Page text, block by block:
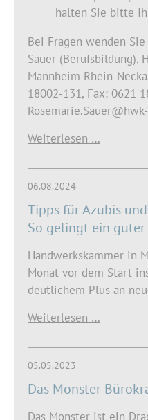
halten Sie bitte
Bei Fragen wenden
Sauer (Berufsbildung),
Mannheim Rhein-
18002-131, Fax: 0621
Weiterlesen …
06.08.2024
Tipps für Azubis
So gelingt ein
Handwerkskammer in
Monat vor dem Start
deutlichem Plus an
Weiterlesen …
05.05.2023
Das Monster
Das Monster ist ein